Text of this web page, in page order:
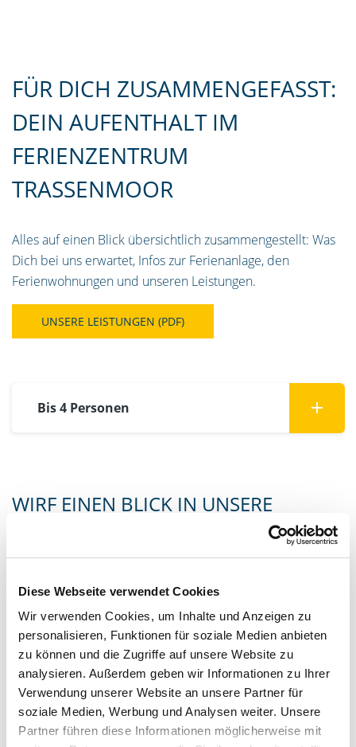
Diese Webseite verwendet Cookies
Wir verwenden Cookies, um Inhalte und Anzeigen zu
personalisieren, Funktionen für soziale Medien anbieten
zu können und die Zugriffe auf unsere Website zu
analysieren. Außerdem geben wir Informationen zu Ihrer
Verwendung unserer Website an unsere Partner für
soziale Medien, Werbung und Analysen weiter. Unsere
Partner führen diese Informationen möglicherweise mit
FÜR DICH ZUSAMMENGEFASST:
DEIN AUFENTHALT IM
FERIENZENTRUM
TRASSENMOOR
Alles auf einen Blick übersichtlich zusammengestellt: Was
Dich bei uns erwartet, Infos zur Ferienanlage, den
Ferienwohnungen und unseren Leistungen.
UNSERE LEISTUNGEN (PDF)
Bis 4 Personen
WIRF EINEN BLICK IN UNSERE